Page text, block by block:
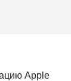
Apple